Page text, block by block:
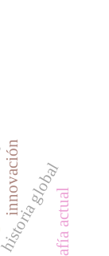
global
innovación